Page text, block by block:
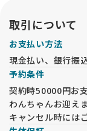
取引について
お支払い方法
現金払い、銀行振
予約条件
契約時50000円お
わんちゃんお迎え
キャンセル時には